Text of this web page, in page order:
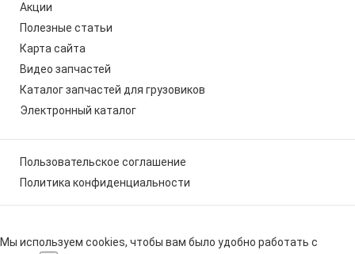
Акции
Полезные статьи
Карта сайта
Видео запчастей
Каталог запчастей для грузовиков
Электронный каталог
Пользовательское соглашение
Политика конфиденциальности
Мы используем cookies, чтобы вам было удобно работать с